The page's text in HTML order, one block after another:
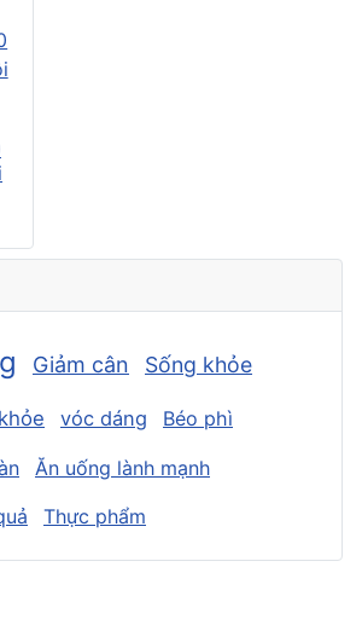
Giảm cân Sống khỏe
vóc dáng Béo phì
Ăn uống lành mạnh
Thực phẩm